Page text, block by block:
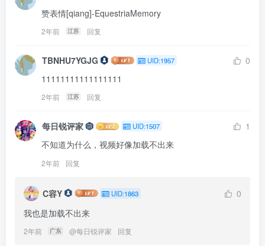
赞表情[qiang]-EquestriaMemory
2年前 江苏 回复
TBNHU7YGJG UID:1957
0
11111111111111111
2年前 江苏 回复
每日锐评家 UID:1507
1
不知道为什么，视频好像加载不出来
2年前 回复
C容Y UID:1863
0
我也是加载不出来
2年前 广东 @每日锐评家 回复